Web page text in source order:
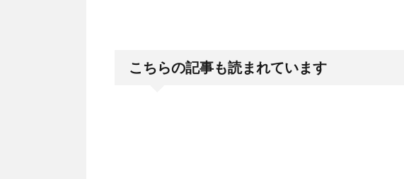
こちらの記事も読まれています